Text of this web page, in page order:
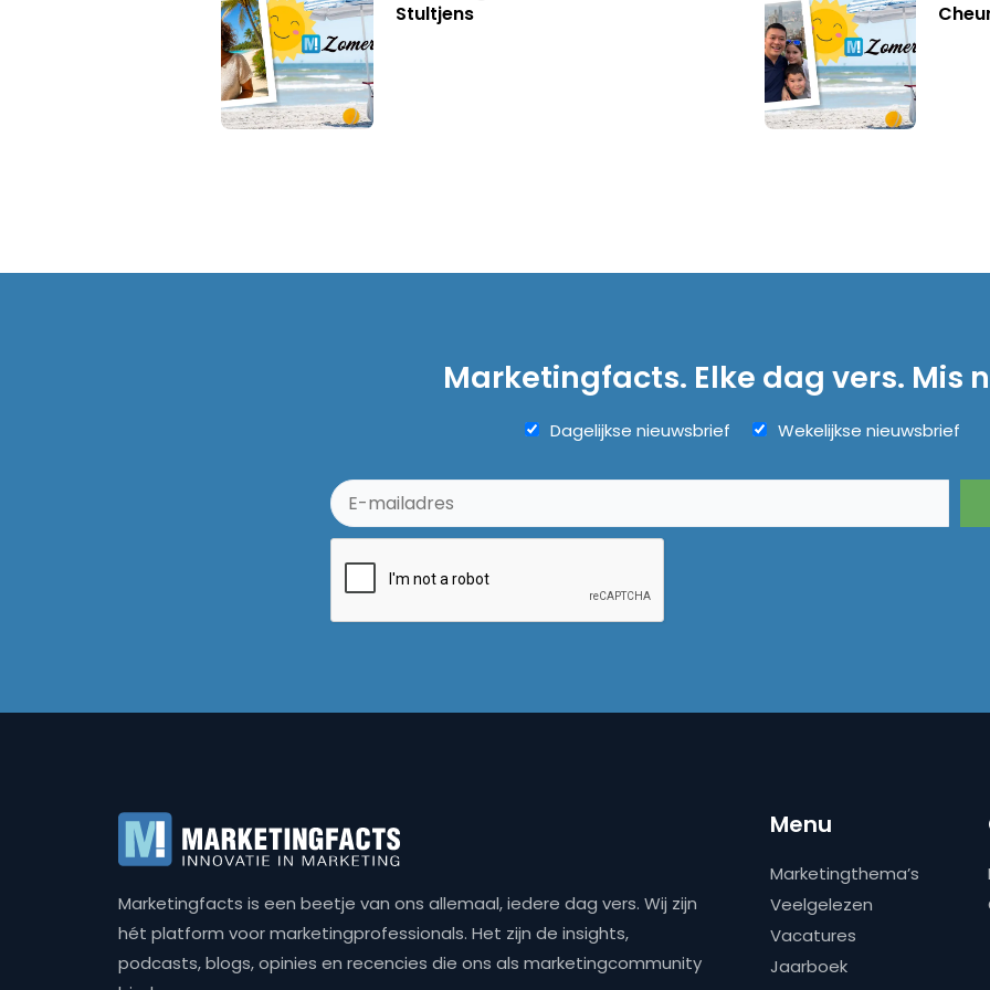
Stultjens
Marketingfacts. Elke dag vers. Mis
Dagelijkse nieuwsbrief Wekelijkse nieuwsbrief
Marketingfacts is een beetje van ons allemaal, iedere dag vers. Wij zijn
hét platform voor marketingprofessionals. Het zijn de insights,
podcasts, blogs, opinies en recencies die ons als marketingcommunity
Menu
Marketingthema’s
Veelgelezen
Vacatures
Jaarboek